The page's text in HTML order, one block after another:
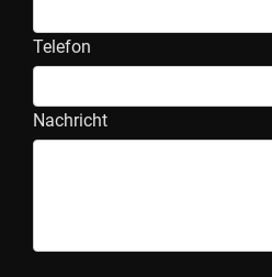
Telefon
Nachricht